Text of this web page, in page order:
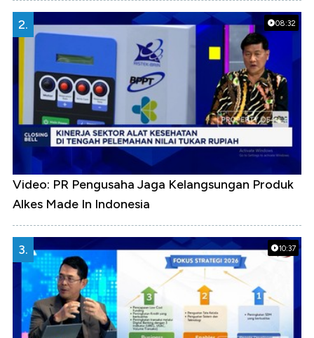
08:32
2.
Video: PR Pengusaha Jaga Kelangsungan Produk
Alkes Made In Indonesia
10:37
3.